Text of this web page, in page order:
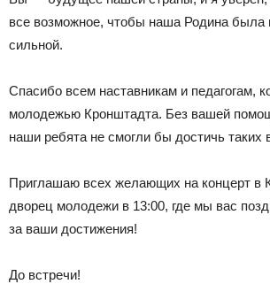
все возможное, чтобы наша Родина была
сильной.
Спасибо всем наставникам и педагогам,
молодежью Кронштадта. Без вашей
наши ребята не смогли бы достичь таких
Приглашаю всех желающих на концерт в
дворец молодежи в 13:00, где мы вас
за ваши достижения!
До встречи!